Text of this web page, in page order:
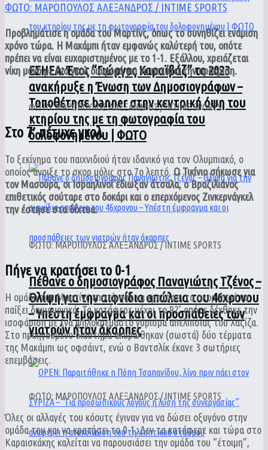
ΕΣΗΕΑ: Έτος “Γιώργος Καραϊβάζ” το 2023
ανακήρυξε η Ένωση των Δημοσιογράφων –
Τοποθέτησε banner στην κεντρική όψη του
κτηρίου της με τη φωτογραφία του
δολοφονημένου | ΦΩΤΟ
Πέθανε ο δημοσιογράφος Παναγιώτης Τζένος –
Θλίψη για την αιφνίδια απώλεια του 46χρονου
– Υπέστη έμφραγμα και οι προσπάθειες των
γιατρών ήταν άκαρπες
ΦΩΤΟ: ΜΑΡΟΠΟΥΛΟΣ ΑΛΕΞΑΝΔΡΟΣ / INTIME SPORTS
Προβλημάτισε η ομάδα του Μαρτίνς, όπως το συνηθίζει ενάμιση
χρόνο τώρα. Η Μακάμπι ήταν εμφανώς καλύτερή του, οπότε
πρέπει να είναι ευχαριστημένος με το 1-1. Εξάλλου, χρειάζεται
νίκη μόνο με ένα γκολ διαφορά για να πετύχει την πρόκριση.
ΦΩΤΟ: ΜΑΡΟΠΟΥΛΟΣ ΑΛΕΞΑΝΔΡΟΣ / INTIME SPORTS
Στο 7′ πέτυχε γκολ
Το ξεκίνημα του παιχνιδιού ήταν ιδανικό για τον Ολυμπιακό, ο
οποίος άνοιξε το σκορ μόλις στο 7ο λεπτό.Ο Τικίνιο σήκωσε για
τον Μασούρα, οι Ισραηλινοί έδιωξαν άτσαλα, ο Βραζιλιάνος
επιθετικός σούταρε στο δοκάρι και ο επερχόμενος Ζινκερνάγκελ
την έστησε στα δίχτυα.
ΦΩΤΟ: ΜΑΡΟΠΟΥΛΟΣ ΑΛΕΞΑΝΔΡΟΣ / INTIME SPORTS
Πήγε να κρατήσει το 0-1
Η ομάδα του Μαρτίνς επιχείρησε να κρατήσει το σκορ παρά να
παίξει δημιουργικά. Τα κατάφερε μέχρι το 92’ οπότε δέχθηκε την
ισοφάριση με ένα ψηλοκρεμαστό γύρισμα απελπισίας του Χαζίζα.
Στο προηγούμενο διάστημα ακυρώθηκαν (σωστά) δύο τέρματα
της Μακάμπι ως οφσάιντ, ενώ ο Βαντσλίκ έκανε 3 σωτήριες
επεμβάσεις.
ΦΩΤΟ: ΜΑΡΟΠΟΥΛΟΣ ΑΛΕΞΑΝΔΡΟΣ / INTIME SPORTS
Όλες οι αλλαγές του κόουτς έγιναν για να δώσει οξυγόνο στην
ομάδα του και να κρατήσει το 0-1. Δεν τα κατάφερε και τώρα στο
Καραισκάκης καλείται να παρουσιάσει την ομάδα του “έτοιμη”,